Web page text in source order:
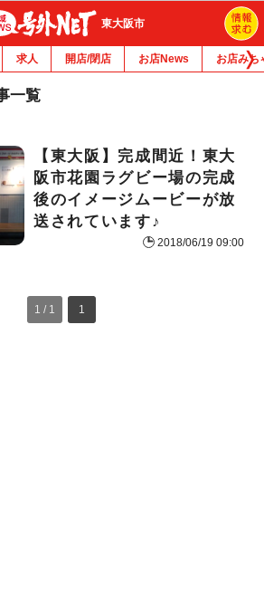
東大阪市
求人 開店/閉店 お店News お店みち
一覧
【東大阪】完成間近！東大
阪市花園ラグビー場の完成
後のイメージムービーが放
送されています♪
2018/06/19 09:00
1 / 1 1